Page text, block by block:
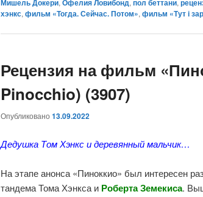
Мишель Докери Офелия Ловибонд пол беттани
хэнкс,фильм «Тогда. Сейчас. Потом»,фильм «Тут і
Рецензия на фильм
Pinocchio) (3907)
Опубликовано13.09.2022
Дедушка Том Хэнкс и деревянный мальчик…
На этапе анонса «Пиноккио» был интересен
тандема Тома Хэнкса и Роберта Земекиса.